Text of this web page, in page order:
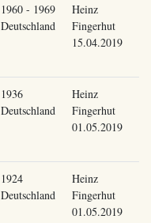
1960 - 1969
Deutschland
Heinz
Fingerhut
15.04.2019
1936
Deutschland
Heinz
Fingerhut
01.05.2019
1924
Deutschland
Heinz
Fingerhut
01.05.2019